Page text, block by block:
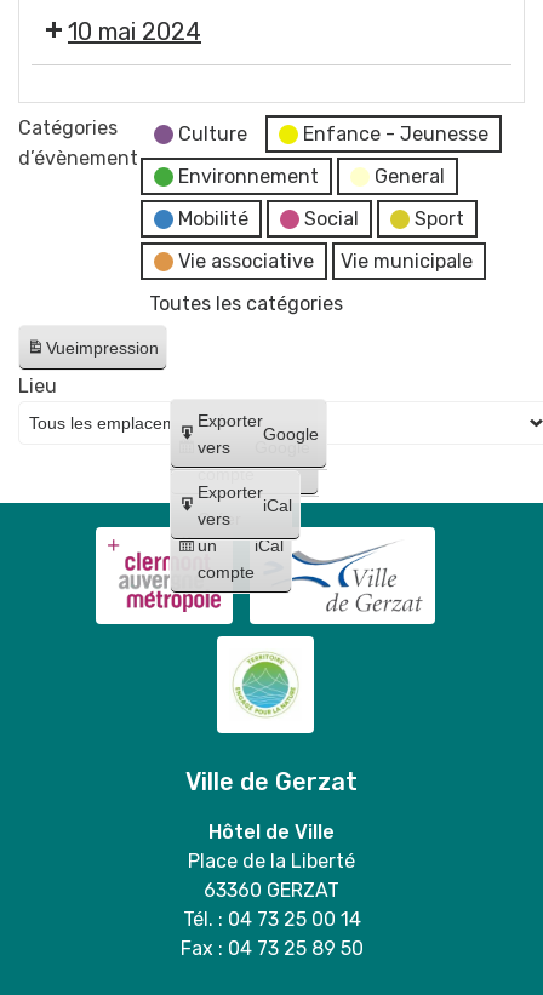
Victoire
1945
Place
des
services
municipaux
10 mai 2024
Fermeture
des
Catégories
d’évènement
Culture
Enfance - Jeunesse
Environnement
General
Mobilité
Social
Sport
Vie associative
Vie municipale
Toutes les catégories
Vueimpression
Créer
un
compte
Google
Créer
un
compte
iCal
Exporter
vers
Google
Exporter
vers
iCal
Lieu
Ville de Gerzat
Hôtel de Ville
Place de la Liberté
63360 GERZAT
Tél. : 04 73 25 00 14
Fax : 04 73 25 89 50